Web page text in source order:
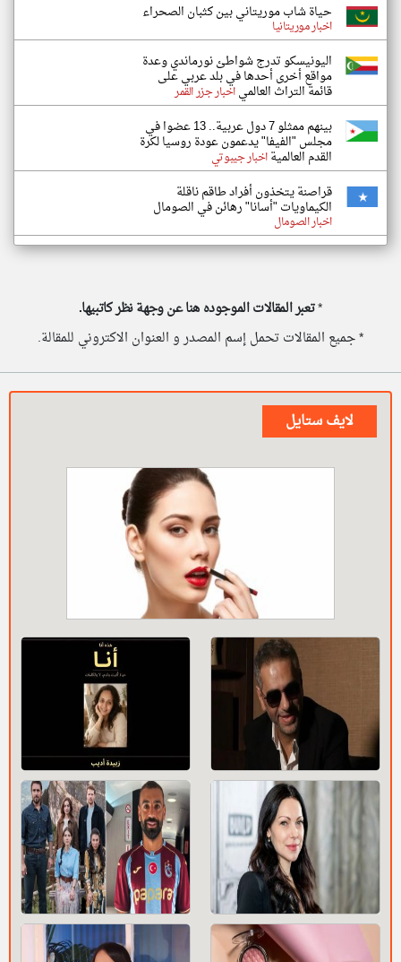
حياة شاب موريتاني بين كثبان الصحراء
اخبار موريتانيا
اليونيسكو تدرج شواطئ نورماندي وعدة
مواقع أخرى أحدها في بلد عربي على
قائمة التراث العالمياخبار جزر القمر
بينهم ممثلو 7 دول عربية.. 13 عضوا في
مجلس "الفيفا" يدعمون عودة روسيا لكرة
القدم العالميةاخبار جيبوتي
قراصنة يتخذون أفراد طاقم ناقلة
الكيماويات "أسانا" رهائن في الصومال
اخبار الصومال
*تعبر المقالات الموجوده هنا عن وجهة نظر كاتبيها.
* جميع المقالات تحمل إسم المصدر و العنوان الاكتروني للمقالة.
لايف ستايل